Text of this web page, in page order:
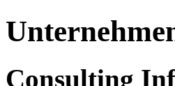
Consulting